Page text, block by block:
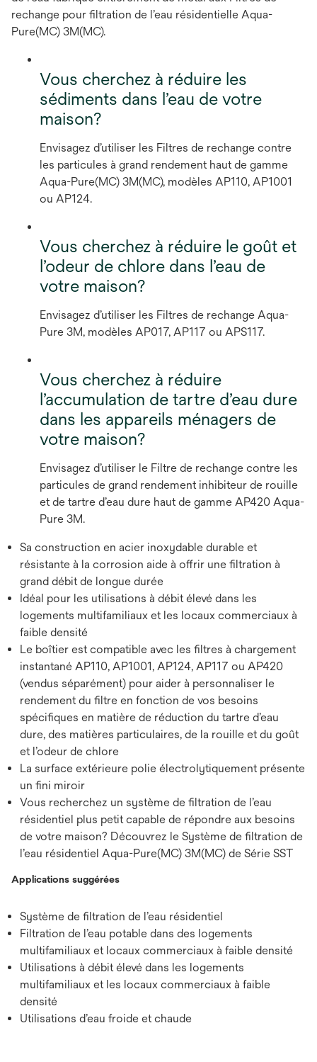
rechange pour filtration de l’eau résidentielle Aqua-
Pure(MC) 3M(MC).
Vous cherchez à réduire les
sédiments dans l’eau de votre
maison?
Envisagez d’utiliser les Filtres de rechange contre
les particules à grand rendement haut de gamme
Aqua-Pure(MC) 3M(MC), modèles AP110, AP1001
ou AP124.
Vous cherchez à réduire le goût et
l’odeur de chlore dans l’eau de
votre maison?
Envisagez d’utiliser les Filtres de rechange Aqua-
Pure 3M, modèles AP017, AP117 ou APS117.
Vous cherchez à réduire
l’accumulation de tartre d’eau dure
dans les appareils ménagers de
votre maison?
Envisagez d’utiliser le Filtre de rechange contre les
particules de grand rendement inhibiteur de rouille
et de tartre d’eau dure haut de gamme AP420 Aqua-
Pure 3M.
Sa construction en acier inoxydable durable et
résistante à la corrosion aide à offrir une filtration à
grand débit de longue durée
Idéal pour les utilisations à débit élevé dans les
logements multifamiliaux et les locaux commerciaux à
faible densité
Le boîtier est compatible avec les filtres à chargement
instantané AP110, AP1001, AP124, AP117 ou AP420
(vendus séparément) pour aider à personnaliser le
rendement du filtre en fonction de vos besoins
spécifiques en matière de réduction du tartre d’eau
dure, des matières particulaires, de la rouille et du goût
et l’odeur de chlore
La surface extérieure polie électrolytiquement présente
un fini miroir
Vous recherchez un système de filtration de l’eau
résidentiel plus petit capable de répondre aux besoins
de votre maison? Découvrez le Système de filtration de
l’eau résidentiel Aqua-Pure(MC) 3M(MC) de Série SST
Applications suggérées
Système de filtration de l’eau résidentiel
Filtration de l’eau potable dans des logements
multifamiliaux et locaux commerciaux à faible densité
Utilisations à débit élevé dans les logements
multifamiliaux et les locaux commerciaux à faible
densité
Utilisations d’eau froide et chaude